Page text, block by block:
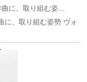
に、取り組む姿...
に、取り組む姿勢 ヴォ